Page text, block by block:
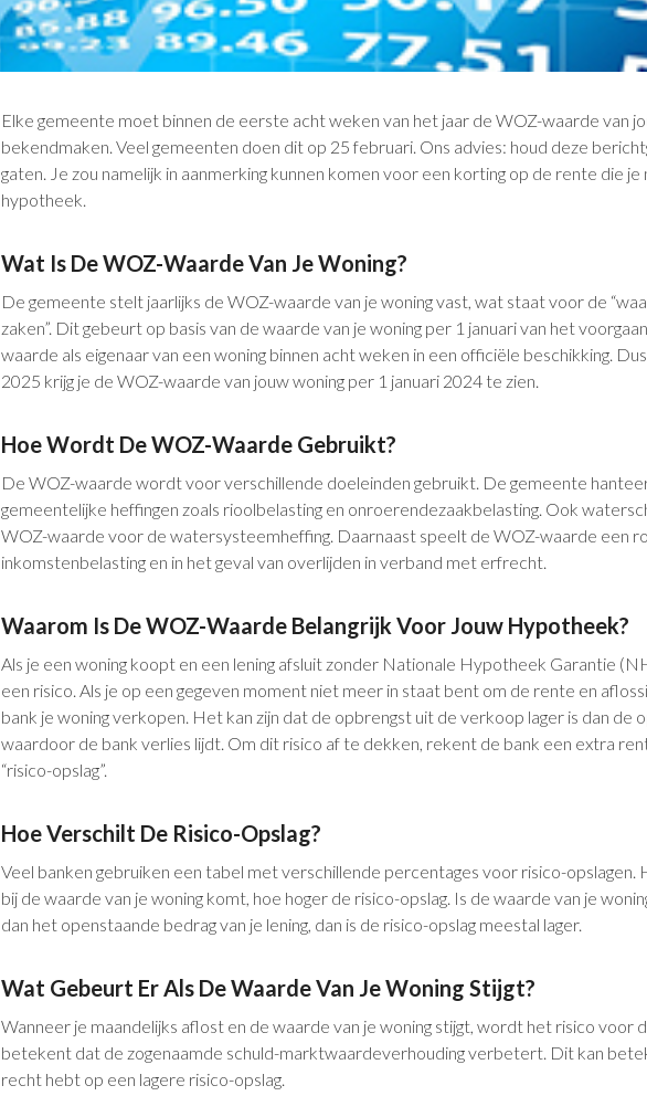
Elke gemeente moet binnen de eerste acht weken van het jaar de WOZ-waarde van
bekendmaken. Veel gemeenten doen dit op 25 februari. Ons advies: houd deze
gaten. Je zou namelijk in aanmerking kunnen komen voor een korting op de rente die
hypotheek.
Wat Is De WOZ-Waarde Van Je Woning?
De gemeente stelt jaarlijks de WOZ-waarde van je woning vast, wat staat voor de
zaken”. Dit gebeurt op basis van de waarde van je woning per 1 januari van het
waarde als eigenaar van een woning binnen acht weken in een officiële beschikking.
2025 krijg je de WOZ-waarde van jouw woning per 1 januari 2024 te zien.
Hoe Wordt De WOZ-Waarde Gebruikt?
De WOZ-waarde wordt voor verschillende doeleinden gebruikt. De gemeente
gemeentelijke heffingen zoals rioolbelasting en onroerendezaakbelasting. Ook
WOZ-waarde voor de watersysteemheffing. Daarnaast speelt de WOZ-waarde een
inkomstenbelasting en in het geval van overlijden in verband met erfrecht.
Waarom Is De WOZ-Waarde Belangrijk Voor Jouw Hypotheek?
Als je een woning koopt en een lening afsluit zonder Nationale Hypotheek Garantie
een risico. Als je op een gegeven moment niet meer in staat bent om de rente en
bank je woning verkopen. Het kan zijn dat de opbrengst uit de verkoop lager is dan de
waardoor de bank verlies lijdt. Om dit risico af te dekken, rekent de bank een extra
“risico-opslag”.
Hoe Verschilt De Risico-Opslag?
Veel banken gebruiken een tabel met verschillende percentages voor risico-opslagen.
bij de waarde van je woning komt, hoe hoger de risico-opslag. Is de waarde van je
dan het openstaande bedrag van je lening, dan is de risico-opslag meestal lager.
Wat Gebeurt Er Als De Waarde Van Je Woning Stijgt?
Wanneer je maandelijks aflost en de waarde van je woning stijgt, wordt het risico voor
betekent dat de zogenaamde schuld-marktwaardeverhouding verbetert. Dit kan
recht hebt op een lagere risico-opslag.